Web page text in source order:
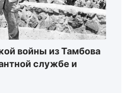
войны из Тамбова
службе и